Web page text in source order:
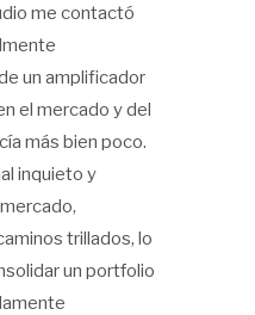
me contactó
un amplificador
el mercado y del
más bien poco.
inquieto y
trillados, lo
un portfolio